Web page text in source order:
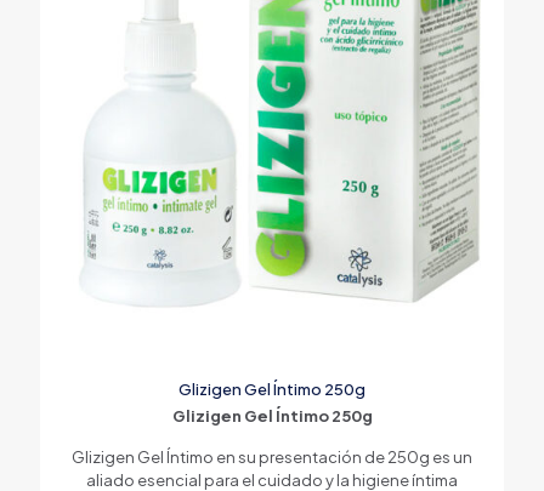
Glizigen Gel Íntimo 250g
Glizigen Gel Íntimo 250g
Glizigen Gel Íntimo en su presentación de 250g es un
aliado esencial para el cuidado y la higiene íntima